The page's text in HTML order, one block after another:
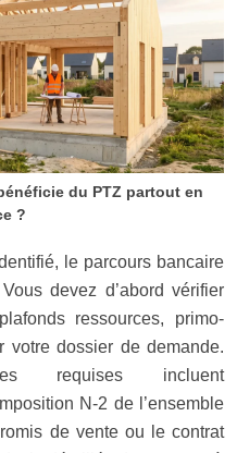
du PTZ partout en
?
le parcours bancaire
devez d’abord vérifier
ressources, primo-
votre dossier de demande.
requises incluent
N-2 de l’ensemble
de vente ou le contrat